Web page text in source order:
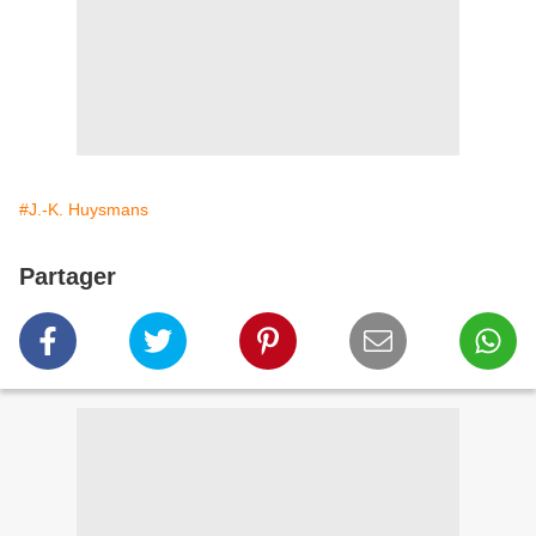
#J.-K. Huysmans
Partager